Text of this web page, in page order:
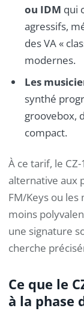
ou IDM qui
agressifs,
des VA «
modernes.
Les
synthé
groovebox,
compact.
À ce tarif, le
alternative aux
FM/Keys ou les
moins
une signature
cherche
Ce que le
à la phase